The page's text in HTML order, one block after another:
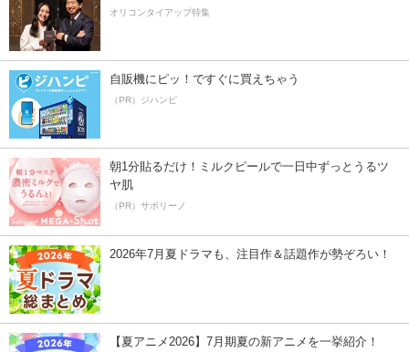
オリコンタイアップ特集
自販機にピッ！ですぐに買えちゃう
（PR）ジハンピ
朝1分貼るだけ！ミルクピールで一日中ずっとうるツ
ヤ肌
（PR）サボリーノ
2026年7月夏ドラマも、注目作＆話題作が勢ぞろい！
【夏アニメ2026】7月期夏の新アニメを一挙紹介！